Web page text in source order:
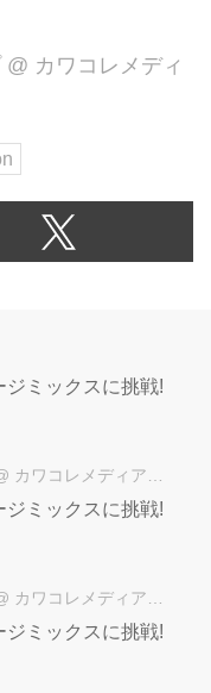
@ カワコレメディ
ミックスに挑戦!
カワコレメディア編集部
ミックスに挑戦!
カワコレメディア編集部
ミックスに挑戦!